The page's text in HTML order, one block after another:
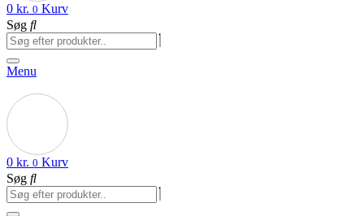
0 kr. 0 Kurv
Søg
Menu
0 kr. 0 Kurv
Søg